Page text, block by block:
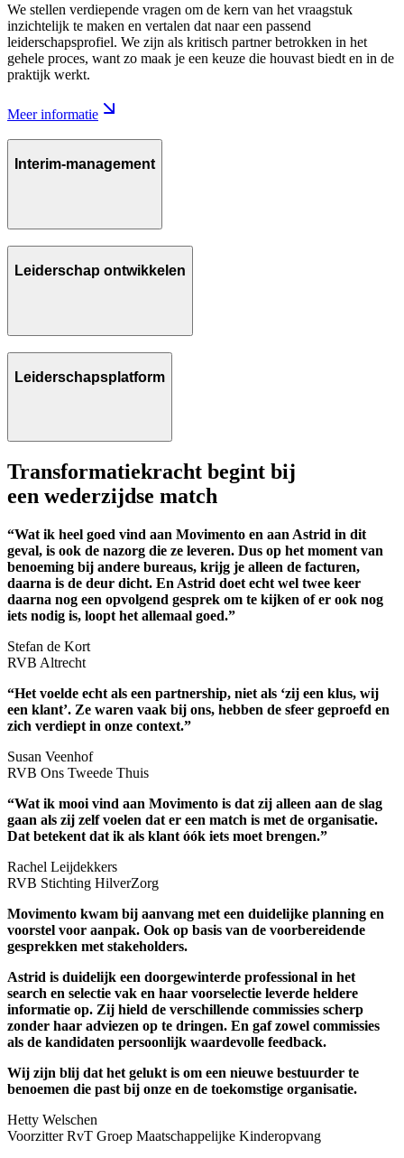
We stellen verdiepende vragen om de kern van het vraagstuk
inzichtelijk te maken en vertalen dat naar een passend
leiderschapsprofiel. We zijn als kritisch partner betrokken in het
gehele proces, want zo maak je een keuze die houvast biedt en in de
praktijk werkt.
Meer informatie
Interim-management
Leiderschap ontwikkelen
Leiderschapsplatform
Transformatiekracht begint bij
een wederzijdse match
“Wat ik heel goed vind aan Movimento en aan Astrid in dit
geval, is ook de nazorg die ze leveren. Dus op het moment van
benoeming bij andere bureaus, krijg je alleen de facturen,
daarna is de deur dicht. En Astrid doet echt wel twee keer
daarna nog een opvolgend gesprek om te kijken of er ook nog
iets nodig is, loopt het allemaal goed.”
Stefan de Kort
RVB Altrecht
“Het voelde echt als een partnership, niet als ‘zij een klus, wij
een klant’. Ze waren vaak bij ons, hebben de sfeer geproefd en
zich verdiept in onze context.”
Susan Veenhof
RVB Ons Tweede Thuis
“Wat ik mooi vind aan Movimento is dat zij alleen aan de slag
gaan als zij zelf voelen dat er een match is met de organisatie.
Dat betekent dat ik als klant óók iets moet brengen.”
Rachel Leijdekkers
RVB Stichting HilverZorg
Movimento kwam bij aanvang met een duidelijke planning en
voorstel voor aanpak. Ook op basis van de voorbereidende
gesprekken met stakeholders.
Astrid is duidelijk een doorgewinterde professional in het
search en selectie vak en haarvoorselectie leverde heldere
informatie op. Zij hield de verschillende commissies scherp
zonder haar adviezen op te dringen. En gaf zowel commissies
als de kandidaten persoonlijk waardevolle feedback.
Wij zijn blij dat het gelukt is om een nieuwe bestuurder te
benoemen die past bij onze en de toekomstige organisatie.
Hetty Welschen
Voorzitter RvT Groep Maatschappelijke Kinderopvang